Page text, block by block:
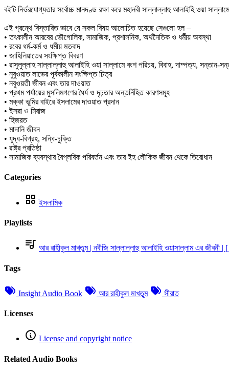
বইটি নির্ভরযোগ্যতার সর্বোচ্চ মানদণ্ড রক্ষা করে মহানবী সাল্লাল্লাহু আলাইহি ওয়া
এই গ্রন্থে বিস্তারিত ভাবে যে সকল বিষয় আলোচিত হয়েছে সেগুলো হল –
• তৎকালীন আরবের ভৌগোলিক, সামাজিক, প্রশাসনিক, অর্থনৈতিক ও ধর্মীয় অবস্থা
• রবের ধর্ম-কর্ম ও ধর্মীয় মতবাদ
• জাহিলিয়াতের সংক্ষিপ্ত বিবরণ
• রাসুলুল্লাহ সাল্লাল্লাহু আলাইহি ওয়া সাল্লামে বংশ পরিচয়, বিবাহ, দাম্পত্য, সন্তান-
• নুবুওয়াত লাভের পূর্বকালীন সংক্ষিপ্ত চিত্র
• নবুওয়তী জীবন এবং তার দাওয়াত
• প্রথম পর্যায়ের মুসলিমগণের ধৈর্য ও দৃঢ়তার অন্তর্নিহিত কারণসমূহ
• মক্কা ভূমির বাইরে ইসলামের দাওয়াত প্রদান
• ইসরা ও মিরাজ
• হিজরত
• মাদানি জীবন
• যুদ্ধ-বিগ্রহ, সন্ধি-চুক্তি
• রাষ্ট্র প্রতিষ্ঠা
• সামাজিক ব্যবস্থার বৈপ্লবিক পরিবর্তন এবং তার ইহ লৌকিক জীবন থেকে তিরোধান
Categories
ইসলামিক
Playlists
আর রাহীকুল মাখতুৃম | নবীজি সাল্লাল্লাহু আলাইহি ওয়াসাল্লাম এর জীবনী |
Tags
Insight Audio Book আর রাহীকুল মাখতুৃম সীরাত
Licenses
License and copyright notice
Related Audio Books